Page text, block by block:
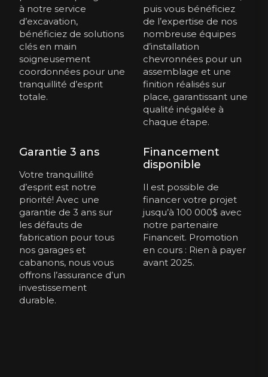
à notre service
d’excavation,
bénéficiez de solutions
clés en main
soigneusement
coordonnées pour une
tranquillité d’esprit
totale.
puis vous bénéficiez
de l’expertise de nos
nombreuse équipes
d’installation
chevronnées pour un
assemblage et une
finition réalisés sur
place, garantissant une
qualité inégalée à
chaque étape.
Garantie 3 ans
Votre tranquillité
d’esprit est notre
priorité! Avec une
garantie de 3 ans sur
les défauts de
fabrication pour tous
nos garages et
cabanons, nous vous
offrons l’assurance d’un
investissement
durable.
Financement
disponible
Il est possible de
financer votre projet
jusqu’à 100 000$ avec
notre partenaire
Financeit. Promotion
en cours : Rien à payer
avant 2025.